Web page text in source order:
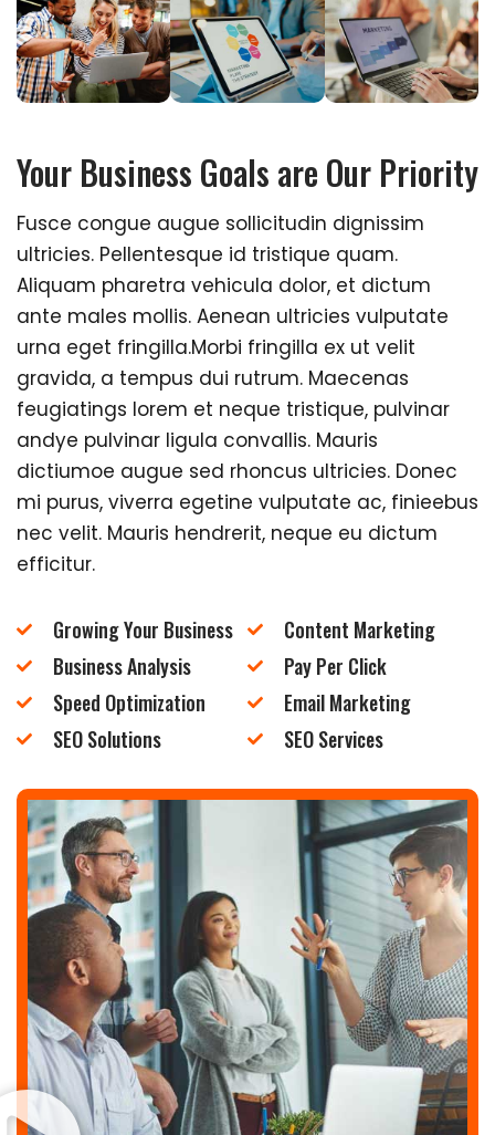
Your Business Goals are Our Priority
Fusce congue augue sollicitudin dignissim
ultricies. Pellentesque id tristique quam.
Aliquam pharetra vehicula dolor, et dictum
ante males mollis. Aenean ultricies vulputate
urna eget fringilla.Morbi fringilla ex ut velit
gravida, a tempus dui rutrum. Maecenas
feugiatings lorem et neque tristique, pulvinar
andye pulvinar ligula convallis. Mauris
dictiumoe augue sed rhoncus ultricies. Donec
mi purus, viverra egetine vulputate ac, finieebus
nec velit. Mauris hendrerit, neque eu dictum
efficitur.
Growing Your Business
Business Analysis
Speed Optimization
SEO Solutions
Content Marketing
Pay Per Click
Email Marketing
SEO Services